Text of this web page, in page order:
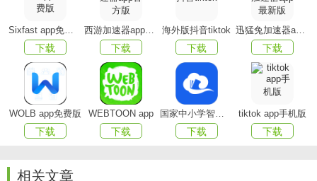
A.教学通用版基础功能：
错题集、课堂表现、丰富的寓教于乐类游戏、学习报
告、家校沟通、
今日课表、完成老师发布的练习（客观题+互动题）等。
Sixfast app免费版
下载
西游加速器app官方版
下载
海外版抖音tiktok
下载
迅猛兔加速器app最新版
下载
WOLB app免费版
下载
WEBTOON app
下载
国家中小学智慧教育平台app(智慧中小学)
下载
tiktok app手机版
下载
相关文章